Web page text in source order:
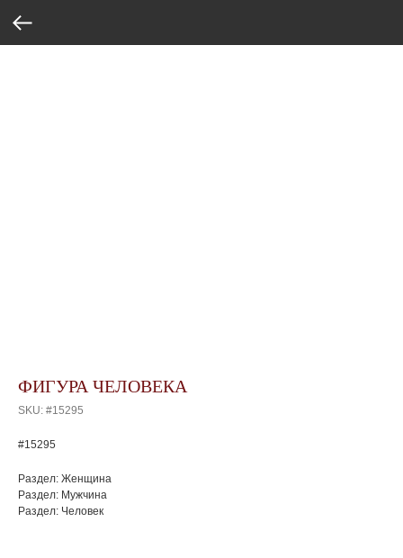
ФИГУРА ЧЕЛОВЕКА
SKU: #15295
#15295
Раздел: Женщина
Раздел: Мужчина
Раздел: Человек